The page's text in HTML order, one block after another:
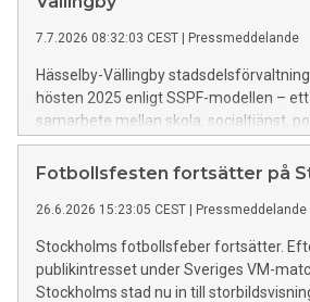
7.7.2026 08:32:03 CEST Pressmeddelande
Hässelby-Vällingby
hösten 2025 enligt SSPF-modellen –
samarbete mellan skola, socialtjänst,
är att förebygga brott och ge tidigt stöd
som riskerar att hamna i kriminalitet.
Fotbollsfesten fortsätter på
26.6.2026 15:23:05 CEST Pressmeddelande
Stockholms fotbollsfeber fortsätter.
publikintresset under Sveriges VM-
Stockholms stad nu in till